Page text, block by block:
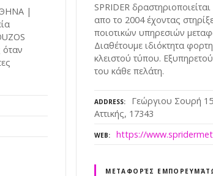
|
όταν
SPRIDER
απο το 2004 έχοντας
ποιοτικών υπηρεσιών
Διαθέτουμε ιδιόκτητα
κλειστού τύπου.
του κάθε πελάτη.
ADDRESS
Γεώργιου Σουρή
Αττικής, 17343
WEB https://
ΜΕΤΑΦΟΡΈΣ